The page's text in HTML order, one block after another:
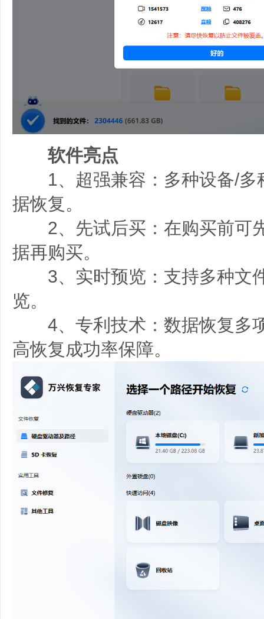
软件亮点
1、超强兼容：多种设备/多
据恢复。
2、先试后买：在购买前可
据再购买。
3、实时预览：支持多种文
览。
4、专利技术：数据恢复多
高恢复成功率保障。